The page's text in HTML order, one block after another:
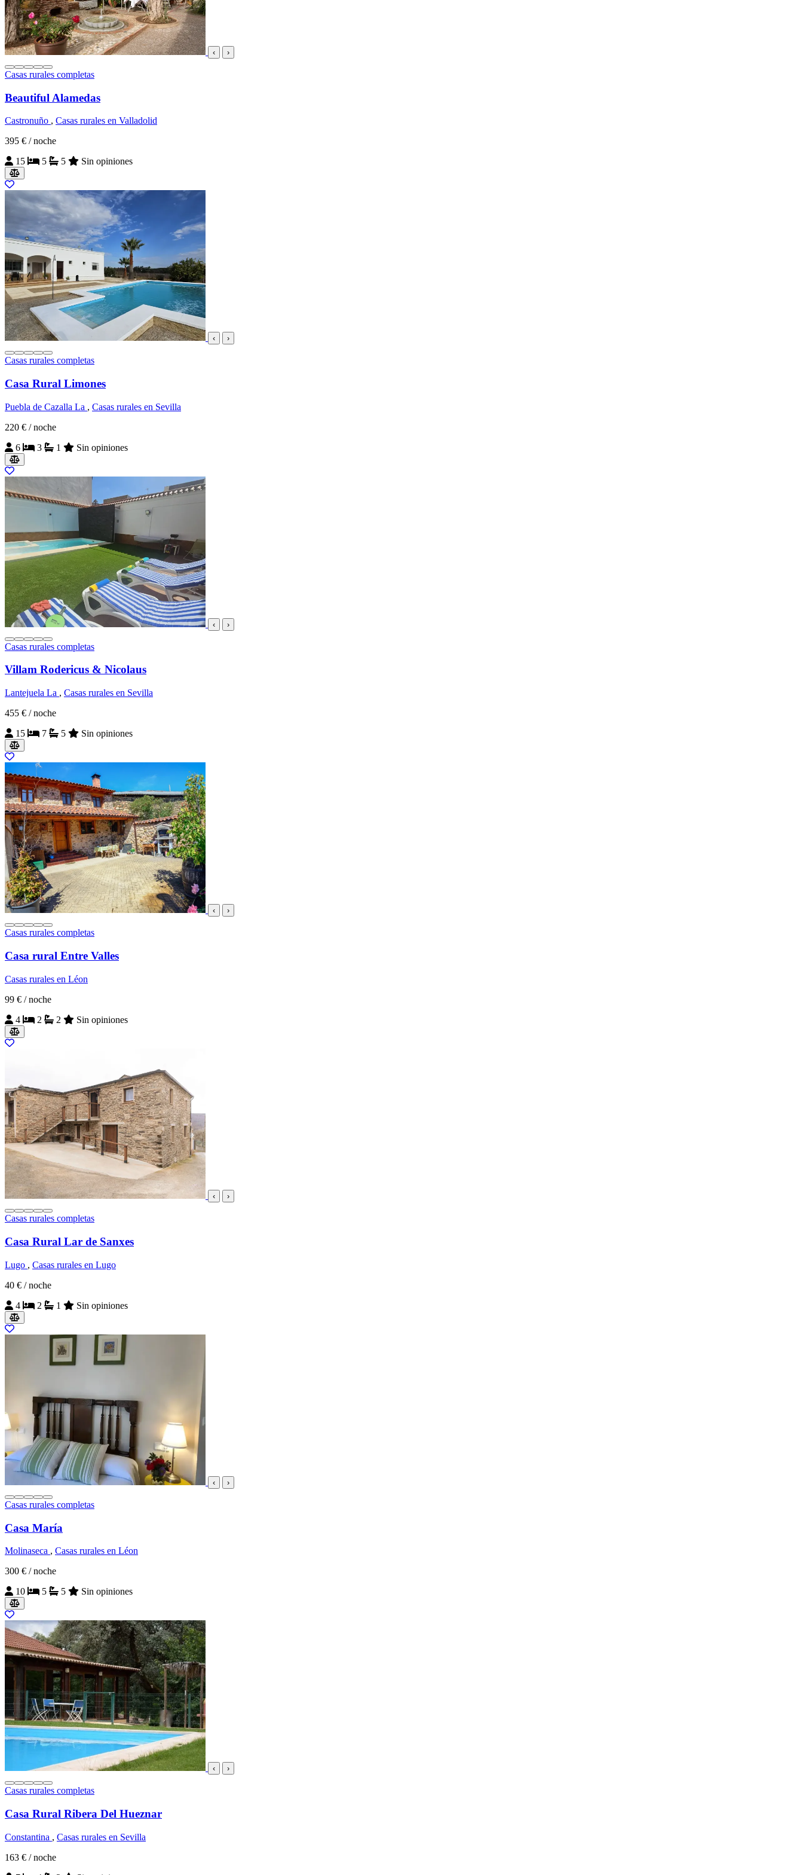
‹ ›
Casas rurales completas
Beautiful Alamedas
Castronuño , Casas rurales en Valladolid
395 € / noche
15
5 5 Sin opiniones
‹ ›
Casas rurales completas
Casa Rural Limones
Puebla de Cazalla La , Casas rurales en Sevilla
220 € / noche
6
3 1 Sin opiniones
‹ ›
Casas rurales completas
Villam Rodericus & Nicolaus
Lantejuela La , Casas rurales en Sevilla
455 € / noche
15
7 5 Sin opiniones
‹ ›
Casas rurales completas
Casa rural Entre Valles
Casas rurales en Léon
99 € / noche
4
2 2 Sin opiniones
‹ ›
Casas rurales completas
Casa Rural Lar de Sanxes
Lugo , Casas rurales en Lugo
40 € / noche
4
2 1 Sin opiniones
‹ ›
Casas rurales completas
Casa María
Molinaseca , Casas rurales en Léon
300 € / noche
10
5 5 Sin opiniones
‹ ›
Casas rurales completas
Casa Rural Ribera Del Hueznar
Constantina , Casas rurales en Sevilla
163 € / noche